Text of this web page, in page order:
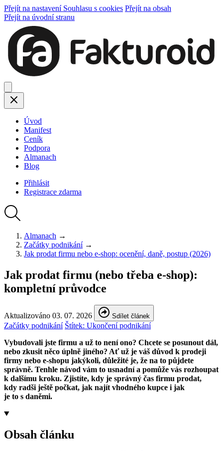
Přejít na nastavení Souhlasu s cookies Přejít na obsah
Přejít na úvodní stranu
Úvod
Manifest
Ceník
Podpora
Almanach
Blog
Přihlásit
Registrace zdarma
Almanach →
Začátky podnikání →
Jak prodat firmu nebo e-shop: ocenění, daně, postup (2026)
Jak prodat firmu (nebo třeba e-shop):
kompletní průvodce
Aktualizováno 03. 07. 2026 Sdílet článek
Začátky podnikání Štítek: Ukončení podnikání
Vybudovali jste firmu a už to není ono? Chcete se posunout dál,
nebo zkusit něco úplně jiného? Ať už je váš důvod k prodeji
firmy nebo e-shopu jakýkoli, důležité je, že na to půjdete
správně. Tenhle návod vám to usnadní a pomůže vás rozhoupat
k dalšímu kroku. Zjistíte, kdy je správný čas firmu prodat,
kdy radši ještě počkat, jak najít vhodného kupce i jak
je to s daněmi.
Obsah článku